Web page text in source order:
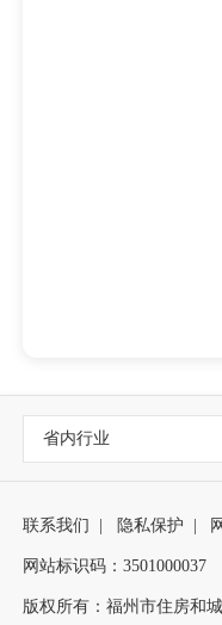
省内行业
联系我们 | 隐私保护 |
网站标识码：3501000037
版权所有：福州市住房和